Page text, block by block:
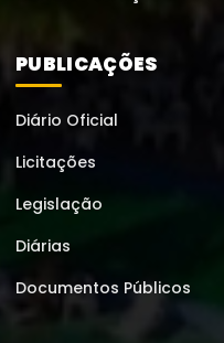
PUBLICAÇÕES
Diário Oficial
Licitações
Legislação
Diárias
Documentos Públicos